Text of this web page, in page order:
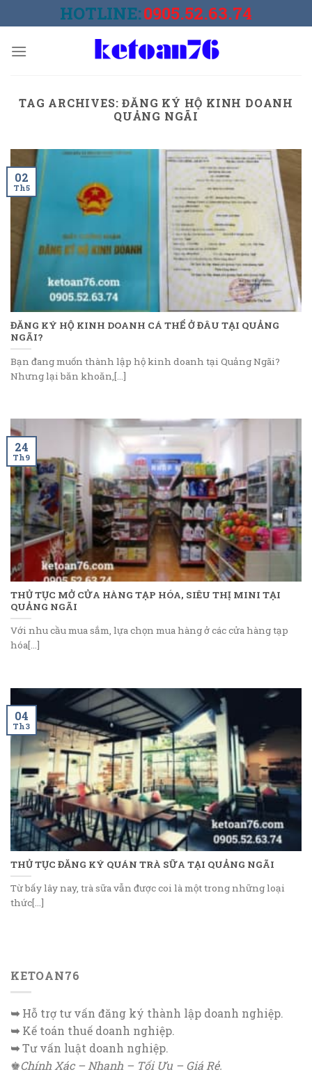
to
HOTLINE:0905.52.63.74
TAG ARCHIVES:ĐĂNG KÝ HỘ KINH DOANH
QUẢNG NGÃI
ĐĂNG KÝ HỘ KINH DOANH CÁ THỂ Ở ĐÂU TẠI QUẢNG
NGÃI?
Bạn đang muốn thành lập hộ kinh doanh tại Quảng Ngãi?
Nhưng lại băn khoăn,[...]
02
Th5
THỦ TỤC MỞ CỬA HÀNG TẠP HÓA, SIÊU THỊ MINI TẠI
QUẢNG NGÃI
Với nhu cầu mua sắm, lựa chọn mua hàng ở các cửa hàng tạp
hóa[...]
24
Th9
THỦ TỤC ĐĂNG KÝ QUÁN TRÀ SỮA TẠI QUẢNG NGÃI
Từ bấy lây nay, trà sữa vẫn được coi là một trong những loại
thức[...]
04
Th3
KETOAN76
➥Hỗ trợ tư vấn đăng ký thành lập doanh nghiệp.
➥Kế toán thuế doanh nghiệp.
➥Tư vấn luật doanh nghiệp.
♚Chính Xác – Nhanh – Tối Ưu – Giá Rẻ.